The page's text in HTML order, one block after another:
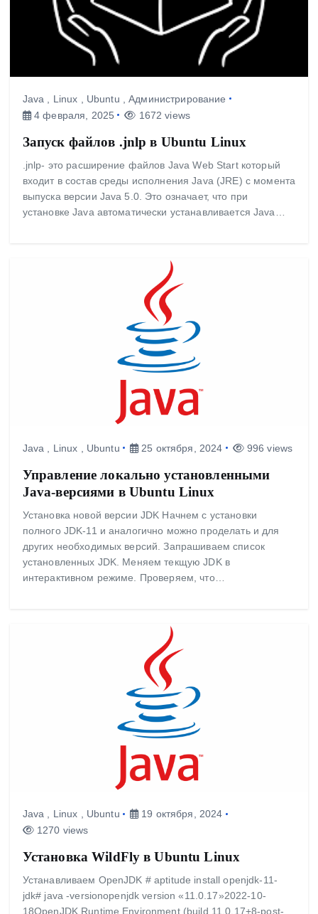
Java Linux Ubuntu ,Администрирование
4 февраля, 2025
1672 views
Запуск файлов .jnlp в Ubuntu Linux
.jnlp- это расширение файлов Java Web Start который
входит в состав среды исполнения Java (JRE) с момента
выпуска версии Java 5.0. Это означает, что при
установке Java автоматически устанавливается Java…
Java Linux Ubuntu 25 октября, 2024 996 views
Управление локально установленными
Java-версиями в Ubuntu Linux
Установка новой версии JDK Начнем с установки
полного JDK-11 и аналогично можно проделать и для
других необходимых версий. Запрашиваем список
установленных JDK. Меняем текщую JDK в
интерактивном режиме. Проверяем, что…
Java Linux Ubuntu
19 октября, 2024
1270 views
Установка WildFly в Ubuntu Linux
Устанавливаем OpenJDK # aptitude install openjdk-11-
jdk# java -versionopenjdk version «11.0.17»2022-10-
18OpenJDK Runtime Environment (build 11.0.17+8-post-